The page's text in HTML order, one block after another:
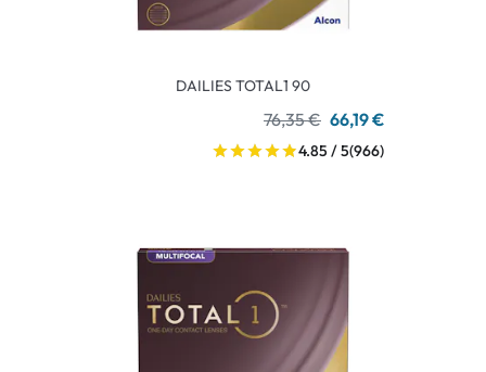
DAILIES TOTAL1 90
76,35 € 66,19 €
4.85 / 5(966)